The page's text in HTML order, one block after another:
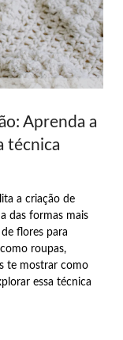
Aprenda a
técnica
a criação de
das formas mais
flores para
roupas,
te mostrar como
essa técnica